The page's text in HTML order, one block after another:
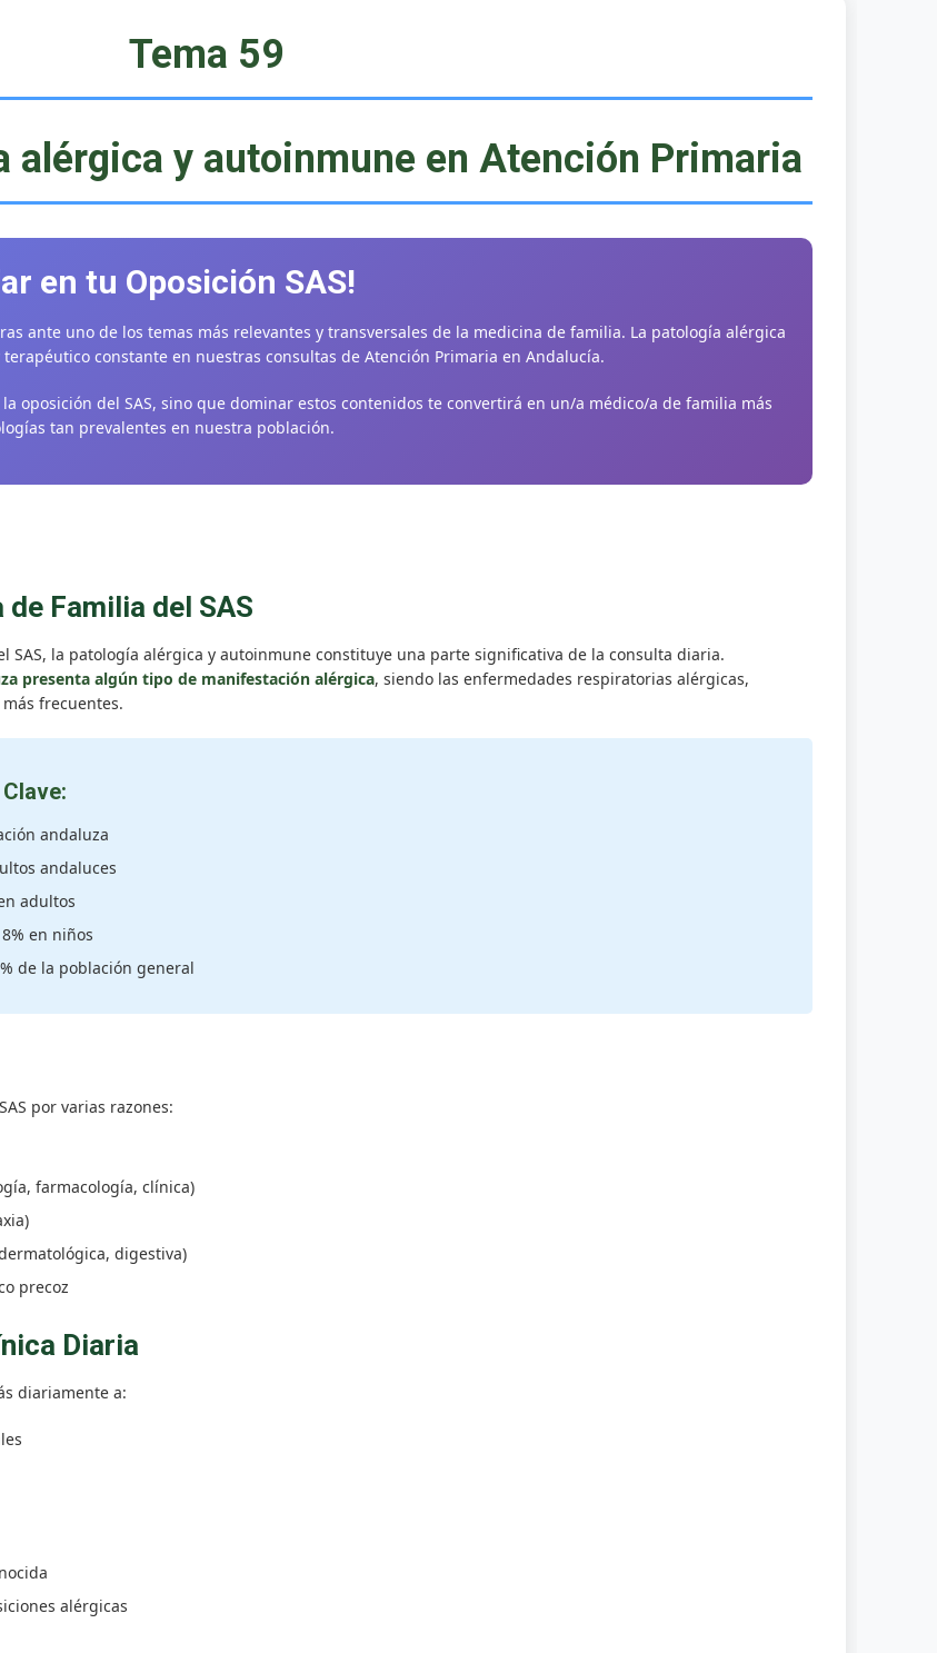
Tema 59
alérgica y autoinmune en Atención Primaria
en tu Oposición SAS!
ante uno de los temas más relevantes y transversales de la medicina de familia. La patología alérgica
constante en nuestras consultas de Atención Primaria en Andalucía.
oposición del SAS, sino que dominar estos contenidos te convertirá en un/a médico/a de familia más
tan prevalentes en nuestra población.
Familia del SAS
SAS, la patología alérgica y autoinmune constituye una parte significativa de la consulta diaria.
presenta algún tipo de manifestación alérgica, siendo las enfermedades respiratorias alérgicas,
frecuentes.
andaluza
andaluces
adultos
en niños
de la población general
por varias razones:
farmacología, clínica)
digestiva)
precoz
Diaria
diariamente a:
alérgicas